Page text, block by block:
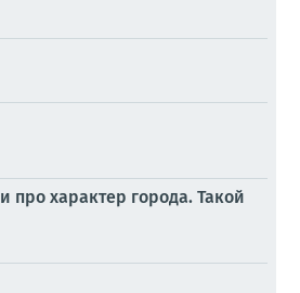
про характер города. Такой